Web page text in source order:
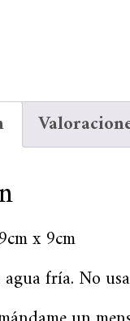
x 9cm
fría. No